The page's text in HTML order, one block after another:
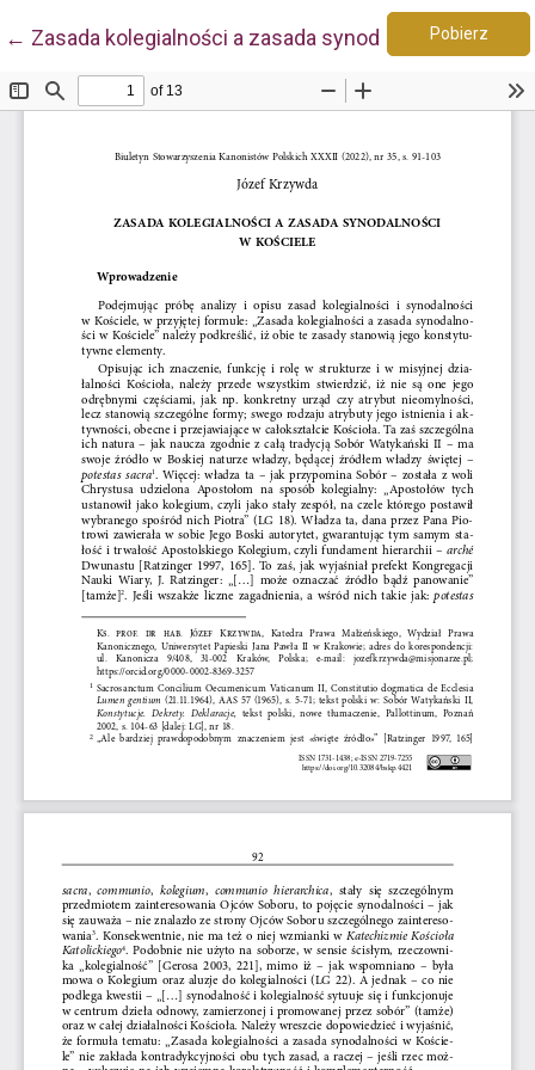
← Wróć do szczegółów artykułu
Zasada kolegialności a zasada synodalności w
Pobierz